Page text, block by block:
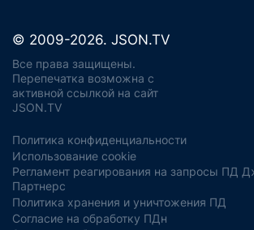
© 2009-2026. JSON.TV
Все права защищены.
Перепечатка возможна с
активной ссылкой на сайт
JSON.TV
Политика конфиденциальности
Использование cookie
Регламент реагирования на запросы ПД
Партнерс
Политика хранения и уничтожения ПД
Согласие на обработку ПДн